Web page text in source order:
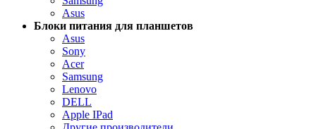
Asus
Блоки питания для планшетов
Asus
Sony
Acer
Samsung
Lenovo
DELL
Apple IPad